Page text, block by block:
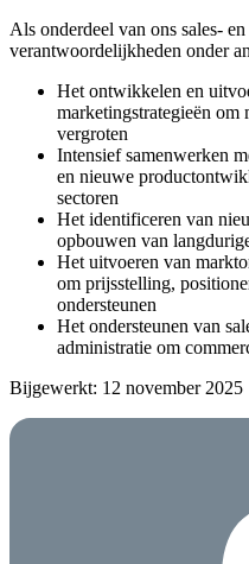
Als onderdeel van ons sales-
verantwoordelijkheden onder
Het ontwikkelen en
marketingstrategieën om
vergroten
Intensief samenwerken
en nieuwe
sectoren
Het identificeren van
opbouwen van
Het uitvoeren van
om prijsstelling,
ondersteunen
Het ondersteunen van
administratie om
Bijgewerkt: 12 november 2025